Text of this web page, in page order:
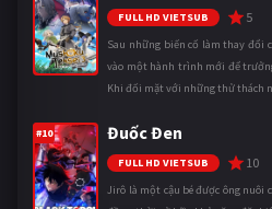
FULL HD VIETSUB 5
Sau những biến cố làm thay đổi
vào một hành trình mới để
Khi đối mặt với những thử thách
#10 Đuốc Đen
FULL HD VIETSUB 10
Jirô là một cậu bé được ông